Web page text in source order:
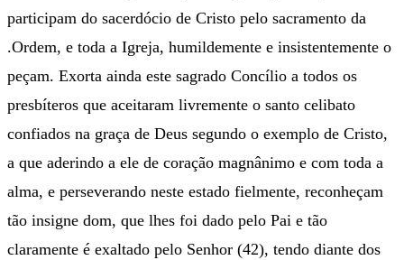
participam do sacerdócio de Cristo pelo sacramento da
.Ordem, e toda a Igreja, humildemente e insistentemente o
peçam. Exorta ainda este sagrado Concílio a todos os
presbíteros que aceitaram livremente o santo celibato
confiados na graça de Deus segundo o exemplo de Cristo,
a que aderindo a ele de coração magnânimo e com toda a
alma, e perseverando neste estado fielmente, reconheçam
tão insigne dom, que lhes foi dado pelo Pai e tão
claramente é exaltado pelo Senhor (42), tendo diante dos